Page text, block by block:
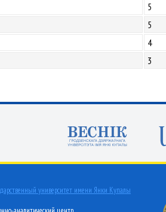
5
5
4
3
университет имени Янки Купалы